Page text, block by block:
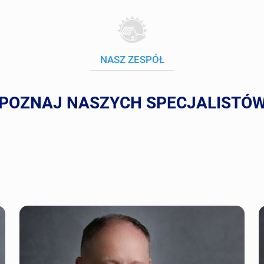
NASZ ZESPÓŁ
NASZYCH